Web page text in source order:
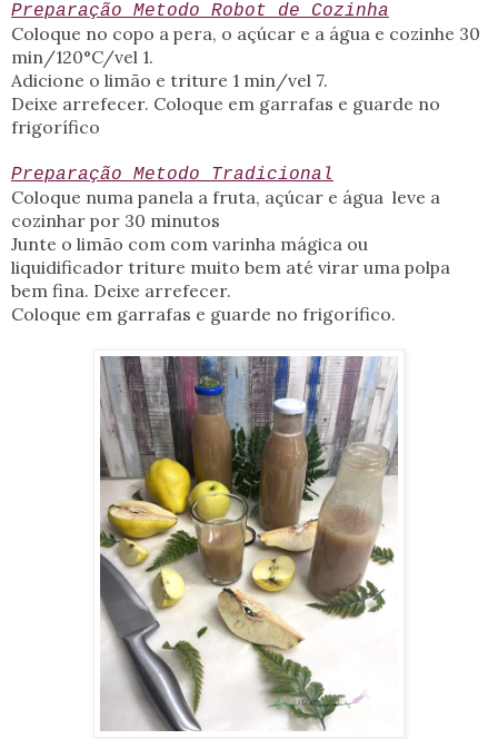
Preparação Metodo Robot de Cozinha
Coloque no copo a pera, o açúcar e a água e cozinhe 30
min/120°C/vel 1.
Adicione o limão e triture 1 min/vel 7.
Deixe arrefecer. Coloque em garrafas e guarde no
frigorífico
Preparação Metodo Tradicional
Coloque numa panela a fruta, açúcar e água leve a
cozinhar por 30 minutos
Junte o limão com com varinha mágica ou
liquidificador triture muito bem até virar uma polpa
bem fina. Deixe arrefecer.
Coloque em garrafas e guarde no frigorífico.